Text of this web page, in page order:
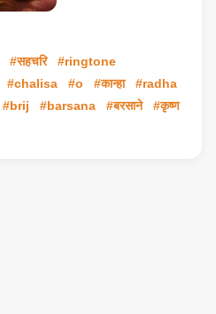
#सहचरि
#ringtone
#chalisa #o #कान्हा
#radha
#brij #barsana #बरसाने
#कृष्ण